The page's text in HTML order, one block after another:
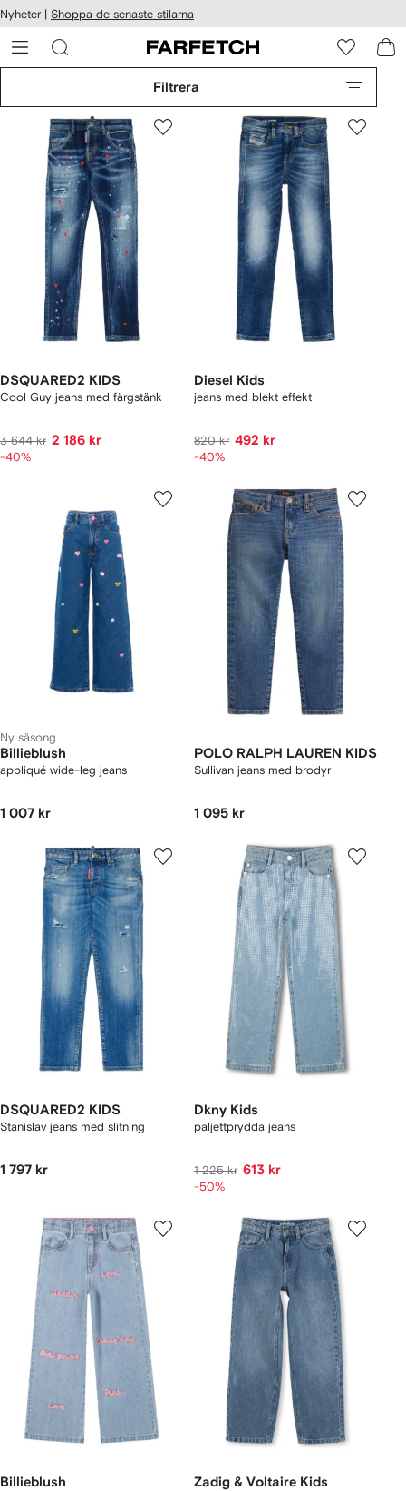
till
Nyheter | Shoppa de senaste stilarna
Filtrera
DSQUARED2 KIDS
Cool Guy jeans med färgstänk
3 644 kr 2 186 kr
-40%
Diesel Kids
jeans med blekt effekt
820 kr 492 kr
-40%
Ny säsong
Billieblush
appliqué wide-leg jeans
1 007 kr
POLO RALPH LAUREN KIDS
Sullivan jeans med brodyr
1 095 kr
DSQUARED2 KIDS
Stanislav jeans med slitning
1 797 kr
Dkny Kids
paljettprydda jeans
1 225 kr 613 kr
-50%
Billieblush Zadig & Voltaire Kids